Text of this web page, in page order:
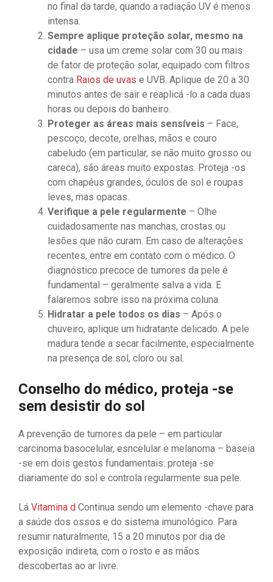
no final da tarde, quando a radiação UV é menos
intensa.
Sempre aplique proteção solar, mesmo na
cidade – usa um creme solar com 30 ou mais
de fator de proteção solar, equipado com filtros
contra Raios de uvas e UVB. Aplique de 20 a 30
minutos antes de sair e reaplicá -lo a cada duas
horas ou depois do banheiro.
Proteger as áreas mais sensíveis – Face,
pescoço, decote, orelhas, mãos e couro
cabeludo (em particular, se não muito grosso ou
careca), são áreas muito expostas. Proteja -os
com chapéus grandes, óculos de sol e roupas
leves, mas opacas.
Verifique a pele regularmente – Olhe
cuidadosamente nas manchas, crostas ou
lesões que não curam. Em caso de alterações
recentes, entre em contato com o médico. O
diagnóstico precoce de tumores da pele é
fundamental – geralmente salva a vida. E
falaremos sobre isso na próxima coluna.
Hidratar a pele todos os dias – Após o
chuveiro, aplique um hidratante delicado. A pele
madura tende a secar facilmente, especialmente
na presença de sol, cloro ou sal.
Conselho do médico, proteja -se
sem desistir do sol
A prevenção de tumores da pele – em particular
carcinoma basocelular, esncelular e melanoma – baseia
-se em dois gestos fundamentais: proteja -se
diariamente do sol e controla regularmente sua pele.
Lá Vitamina d Continua sendo um elemento -chave para
a saúde dos ossos e do sistema imunológico. Para
resumir naturalmente, 15 a 20 minutos por dia de
exposição indireta, com o rosto e as mãos
descobertas ao ar livre.